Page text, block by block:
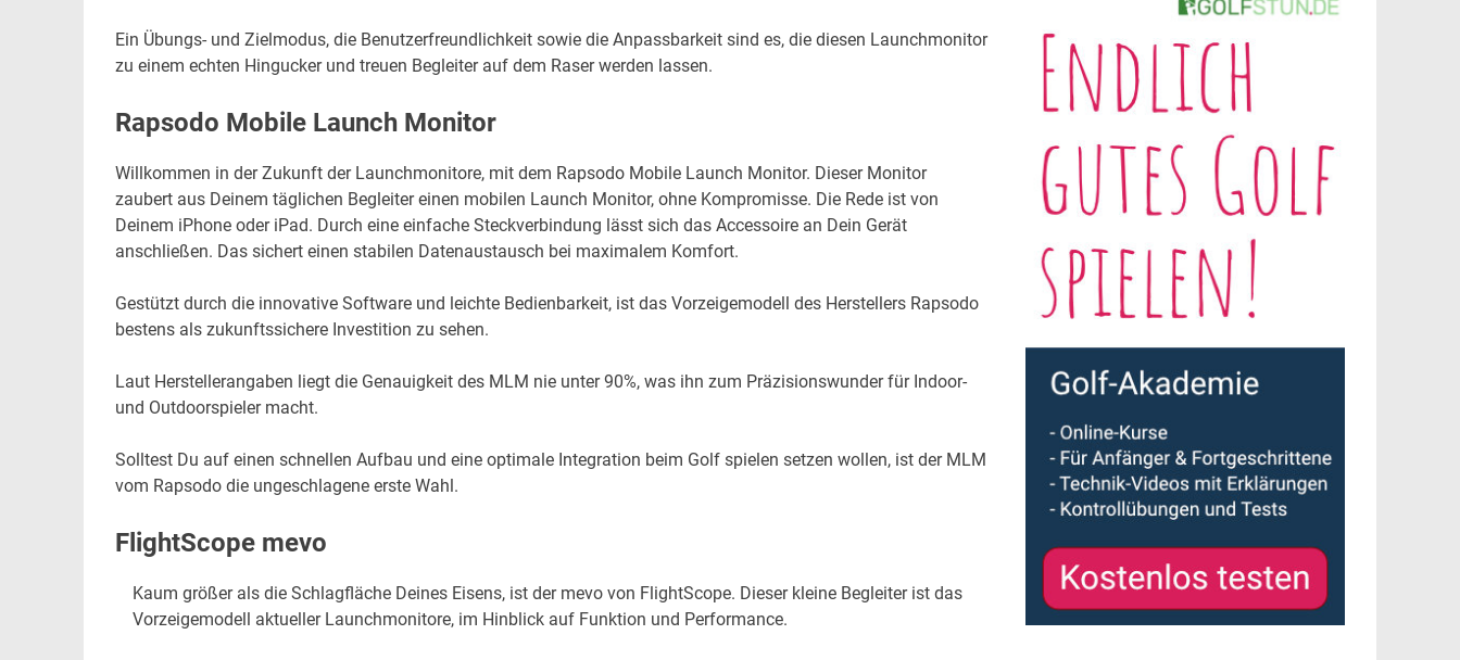
Ein Übungs- und Zielmodus, die Benutzerfreundlichkeit sowie die Anpassbarkeit sind es, die diesen Launchmonitor
zu einem echten Hingucker und treuen Begleiter auf dem Raser werden lassen.
Rapsodo Mobile Launch Monitor
Willkommen in der Zukunft der Launchmonitore, mit dem Rapsodo Mobile Launch Monitor. Dieser Monitor
zaubert aus Deinem täglichen Begleiter einen mobilen Launch Monitor, ohne Kompromisse. Die Rede ist von
Deinem iPhone oder iPad. Durch eine einfache Steckverbindung lässt sich das Accessoire an Dein Gerät
anschließen. Das sichert einen stabilen Datenaustausch bei maximalem Komfort.
Gestützt durch die innovative Software und leichte Bedienbarkeit, ist das Vorzeigemodell des Herstellers Rapsodo
bestens als zukunftssichere Investition zu sehen.
Laut Herstellerangaben liegt die Genauigkeit des MLM nie unter 90%, was ihn zum Präzisionswunder für Indoor-
und Outdoorspieler macht.
Solltest Du auf einen schnellen Aufbau und eine optimale Integration beim Golf spielen setzen wollen, ist der MLM
vom Rapsodo die ungeschlagene erste Wahl.
FlightScope mevo
Kaum größer als die Schlagfläche Deines Eisens, ist der mevo von FlightScope. Dieser kleine Begleiter ist das
Vorzeigemodell aktueller Launchmonitore, im Hinblick auf Funktion und Performance.